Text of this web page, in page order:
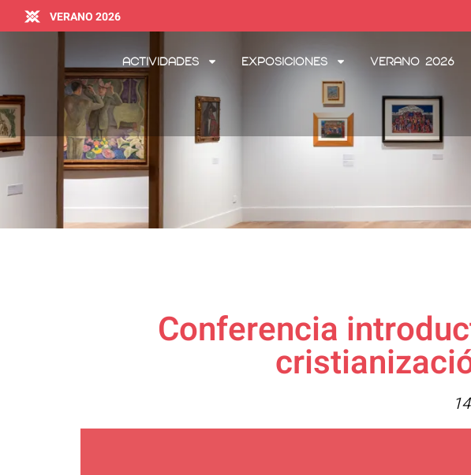
VERANO 2026
Actividades Exposiciones Verano 2026
Conferencia